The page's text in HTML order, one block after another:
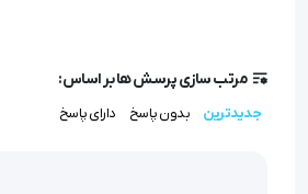
مرتب سازی پرسش ها بر اساس:
جدیدترین بدون پاسخ دارای پاسخ